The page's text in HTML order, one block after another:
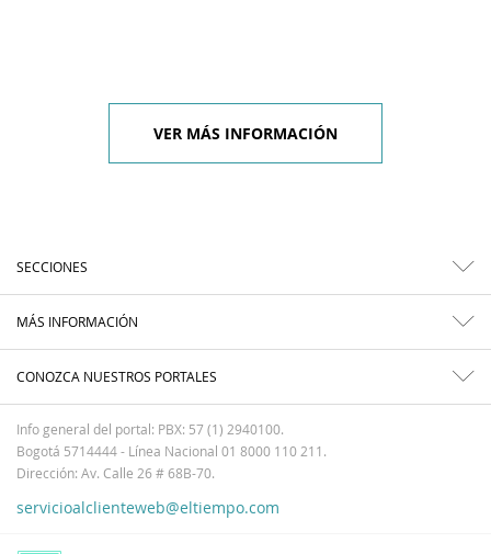
VER MÁS INFORMACIÓN
SECCIONES
MÁS INFORMACIÓN
CONOZCA NUESTROS PORTALES
Info general del portal: PBX: 57 (1) 2940100.
Bogotá 5714444 - Línea Nacional 01 8000 110 211.
Dirección: Av. Calle 26 # 68B-70.
servicioalclienteweb@eltiempo.com